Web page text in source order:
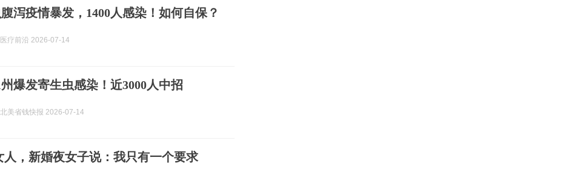
泻疫情暴发，1400人感染！如何自保？
医疗前沿 2026-07-14
爆发寄生虫感染！近3000人中招
北美省钱快报 2026-07-14
人，新婚夜女子说：我只有一个要求